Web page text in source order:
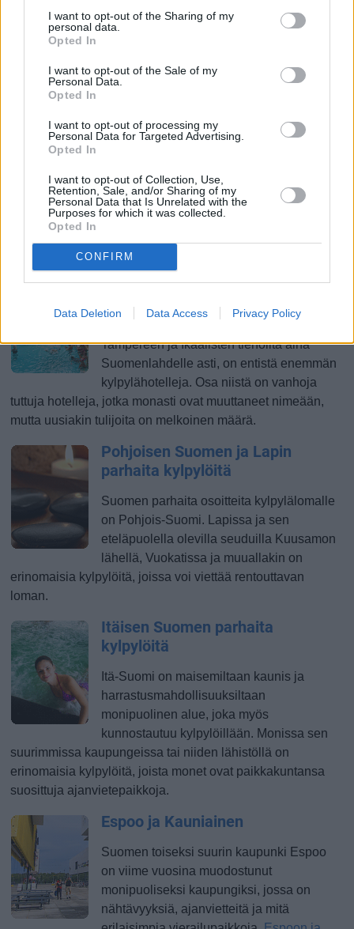
I want to opt-out of the Sharing of my
personal data.
Opted In
I want to opt-out of the Sale of my
Personal Data.
Opted In
I want to opt-out of processing my
Personal Data for Targeted Advertising.
Opted In
I want to opt-out of Collection, Use,
Retention, Sale, and/or Sharing of my
Personal Data that Is Unrelated with the
Purposes for which it was collected.
Opted In
CONFIRM
Data Deletion Data Access Privacy Policy
Kotitila Kiveinen
Glamping-majoitusta maaseudulla. Aivan loistava
aamiainen, ja vanhan pihasaunan löylyt!
www.kotitilakiveinen.fi
Muita kotimaata käsitteleviä oppaita ja
artikkeleja
Mitä muuta Pienessä matkaoppaassa on kotimaan osalta.
Eteläisen Suomen parhaita
Tampereen ja Ikaalisten tienoilta aina
Suomenlahdelle asti, on entistä enemmän
kylpylähotelleja. Osa niistä on vanhoja
tuttuja hotelleja, jotka monasti ovat muuttaneet nimeään,
mutta uusiakin tulijoita on melkoinen määrä.
Pohjoisen Suomen ja Lapin
parhaita kylpylöitä
Suomen parhaita osoitteita kylpylälomalle
on Pohjois-Suomi. Lapissa ja sen
eteläpuolella olevilla seuduilla Kuusamon
lähellä, Vuokatissa ja muuallakin on
erinomaisia kylpylöitä, joissa voi viettää rentouttavan
loman.
Itäisen Suomen parhaita
kylpylöitä
Itä-Suomi on maisemiltaan kaunis ja
harrastusmahdollisuuksiltaan
monipuolinen alue, joka myös
kunnostautuu kylpylöillään. Monissa sen
suurimmissa kaupungeissa tai niiden lähistöllä on
erinomaisia kylpylöitä, joista monet ovat paikkakuntansa
suosittuja ajanvietepaikkoja.
Espoo ja Kauniainen
Suomen toiseksi suurin kaupunki Espoo
on viime vuosina muodostunut
monipuoliseksi kaupungiksi, jossa on
nähtävyyksiä, ajanvietteitä ja mitä